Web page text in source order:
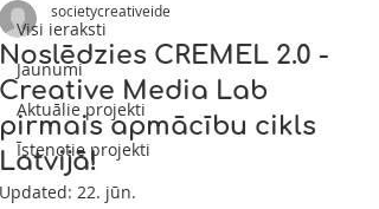
Visi ieraksti
Jaunumi
Aktuālie projekti
Īstenotie projekti
Noslēdzies CREMEL 2.0 -
Creative Media Lab
pirmais apmācību cikls
Latvijā!
societycreativeide
Updated: 22. jūn.